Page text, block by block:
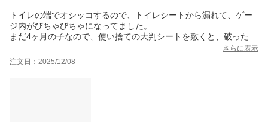
トイレの端でオシッコするので、トイレシートから漏れて、ゲー
ジ内がびちゃびちゃになってました。
まだ4ヶ月の子なので、使い捨ての大判シートを敷くと、破ったり
吸水マットを敷いてオシッコ漏れと臭いの改善が出来て良かった
です。
さらに表示
注文日：2025/12/08